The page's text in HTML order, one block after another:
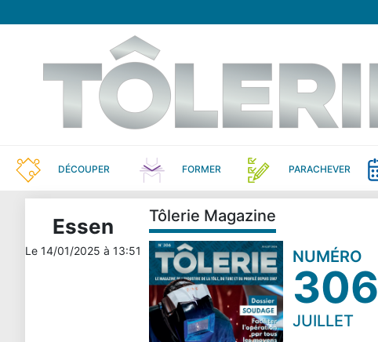
DÉCOUPER FORMER PARACHEVER
Essen
Le 14/01/2025 à 13:51
Tôlerie Magazine
NUMÉRO
306
JUILLET